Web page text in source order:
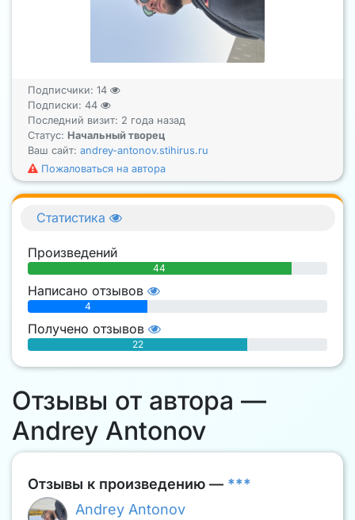
Подписчики: 14
Подписки: 44
Последний визит: 2 года назад
Статус: Начальный творец
Ваш сайт: andrey-antonov.stihirus.ru
Пожаловаться на автора
Отзывы от автора —
Andrey Antonov
Отзывы к произведению — ***
Andrey Antonov
Статистика
Произведений
44
Написано отзывов
4
Получено отзывов
22